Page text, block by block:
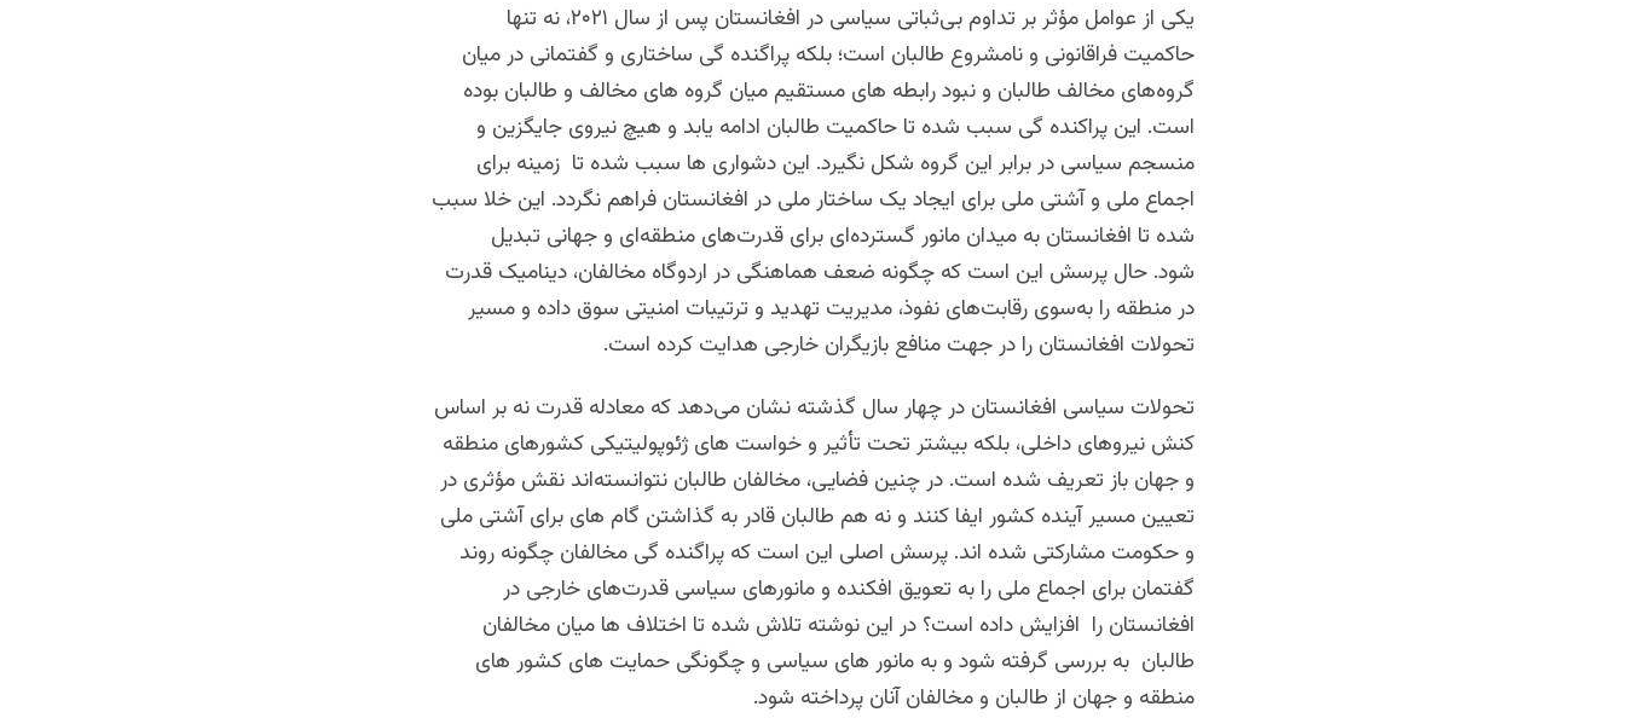
یکی از عوامل مؤثر بر تداوم بی‌ثباتی سیاسی در افغانستان پس از سال ۲۰۲۱، نه تنها
حاکمیت فراقانونی و نامشروع طالبان است؛ بلکه پراگنده گی ساختاری و گفتمانی در میان
گروه‌های مخالف طالبان و نبود رابطه های مستقیم میان گروه های مخالف و طالبان بوده
است. این پراکنده گی سبب شده تا حاکمیت طالبان ادامه یابد و هیچ نیروی جایگزین و
منسجم سیاسی در برابر این گروه شکل نگیرد. این دشواری ها سبب شده تا زمینه برای
اجماع ملی و آشتی ملی برای ایجاد یک ساختار ملی در افغانستان فراهم نگردد. این خلا سبب
شده تا افغانستان به میدان مانور گسترده‌ای برای قدرت‌های منطقه‌ای و جهانی تبدیل
شود. حال پرسش این است که چگونه ضعف هماهنگی در اردوگاه مخالفان، دینامیک قدرت
در منطقه را به‌سوی رقابت‌های نفوذ، مدیریت تهدید و ترتیبات امنیتی سوق داده و مسیر
تحولات افغانستان را در جهت منافع بازیگران خارجی هدایت کرده است.
تحولات سیاسی افغانستان در چهار سال گذشته نشان می‌دهد که معادله قدرت نه بر اساس
کنش نیروهای داخلی، بلکه بیشتر تحت تأثیر و خواست های ژئوپولیتیکی کشورهای منطقه
و جهان باز تعریف شده است. در چنین فضایی، مخالفان طالبان نتوانسته‌اند نقش مؤثری در
تعیین مسیر آینده کشور ایفا کنند و نه هم طالبان قادر به گذاشتن گام های برای آشتی ملی
و حکومت مشارکتی شده اند. پرسش اصلی این است که پراگنده گی مخالفان چگونه روند
گفتمان برای اجماع ملی را به تعویق افکنده و مانورهای سیاسی قدرت‌های خارجی در
افغانستان را افزایش داده است؟ در این نوشته تلاش شده تا اختلاف ها میان مخالفان
طالبان به بررسی گرفته شود و به مانور های سیاسی و چگونگی حمایت های کشور های
منطقه و جهان از طالبان و مخالفان آنان پرداخته شود.